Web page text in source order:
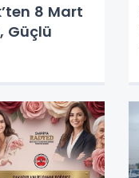
8 Mart
Güçlü